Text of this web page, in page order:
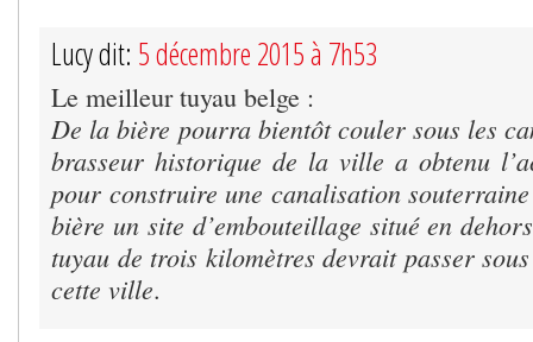
Lucy dit: 5 décembre 2015 à 7h53
Le meilleur tuyau belge :
De la bière pourra bientôt couler sous les
brasseur historique de la ville a obtenu
pour construire une canalisation
bière un site d’embouteillage situé en
tuyau de trois kilomètres devrait passer
cette ville.